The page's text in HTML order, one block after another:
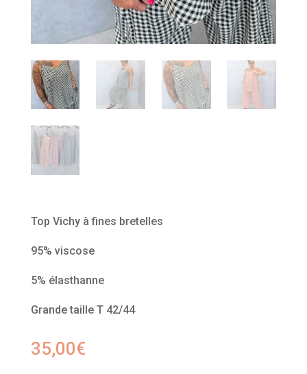
Top Vichy à fines bretelles
95% viscose
5% élasthanne
Grande taille T 42/44
35,00€